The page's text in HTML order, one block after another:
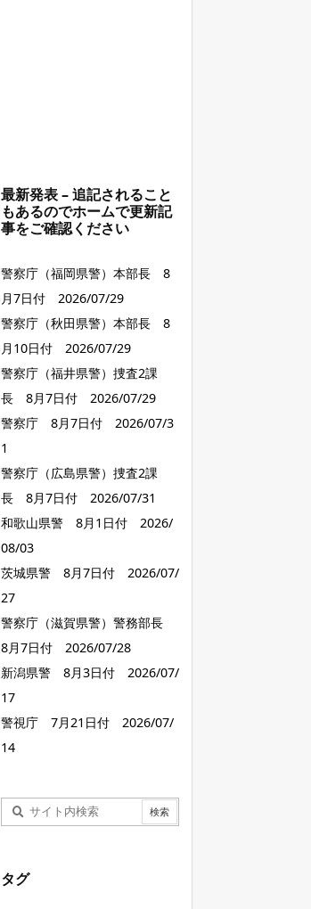
最新発表 – 追記されること
もあるのでホームで更新記
事をご確認ください
警察庁（福岡県警）本部長 8
月7日付 2026/07/29
警察庁（秋田県警）本部長 8
月10日付 2026/07/29
警察庁（福井県警）捜査2課
長 8月7日付 2026/07/29
警察庁 8月7日付 2026/07/3
1
警察庁（広島県警）捜査2課
長 8月7日付 2026/07/31
和歌山県警 8月1日付 2026/
08/03
茨城県警 8月7日付 2026/07/
27
警察庁（滋賀県警）警務部長
8月7日付 2026/07/28
新潟県警 8月3日付 2026/07/
17
警視庁 7月21日付 2026/07/
14
タグ